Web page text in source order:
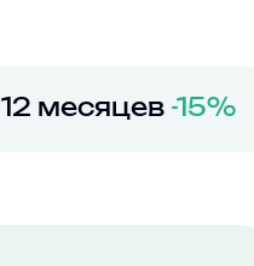
12 месяцев -15%